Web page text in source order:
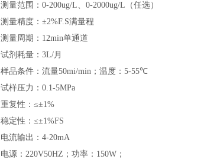
测量范围： 0-200ug/L、 0-2000ug/L （任选）
测量精度：±2%F.S满量程
测量周期： 12min单通道
试剂耗量： 3L/月
样品条件：流量50mi/min ；温度： 5-55℃
试样压力： 0.1-5MPa
重复性：≤±1%
稳定性：≤±1%FS
电流输出： 4-20mA
电源： 220V50HZ ；功率： 150W ；